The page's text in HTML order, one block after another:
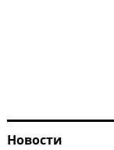
Новости